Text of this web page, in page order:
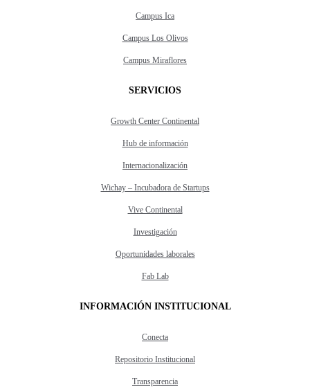
Campus Ica
Campus Los Olivos
Campus Miraflores
SERVICIOS
Growth Center Continental
Hub de información
Internacionalización
Wichay – Incubadora de Startups
Vive Continental
Investigación
Oportunidades laborales
Fab Lab
INFORMACIÓN INSTITUCIONAL
Conecta
Repositorio Institucional
Transparencia